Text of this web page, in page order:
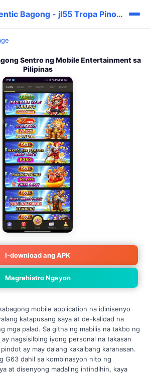
🔥 jl55 Authentic Bagong - jl55 Tropa Pinoy Cashback ✅
Sentro ng Mobile Entertainment sa
Pilipinas
I-download ang APK
Magrehistro Ngayon
mobile application na idinisenyo
katapusang saya at de-kalidad na
mga palad. Sa gitna ng mabilis na takbo ng
nagsisilbing iyong personal na takasan
ay may dalang kakaibang karanasan.
G63 dahil sa kombinasyon nito ng
at disenyong madaling intindihin, kaya